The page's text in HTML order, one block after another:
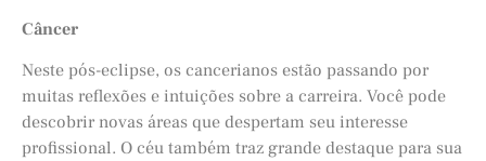
Câncer
Neste pós-eclipse, os cancerianos estão passando por
muitas reflexões e intuições sobre a carreira. Você pode
descobrir novas áreas que despertam seu interesse
profissional. O céu também traz grande destaque para sua